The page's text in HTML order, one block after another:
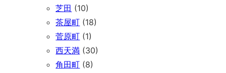
芝田 (10)
茶屋町 (18)
菅原町 (1)
西天満 (30)
角田町 (8)